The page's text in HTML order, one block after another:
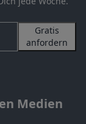
Gratis
anfordern
Medien